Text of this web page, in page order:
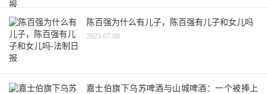
陈百强为什么有儿子，陈百强有儿子和女儿吗
2023-07-08
嘉士伯旗下乌苏啤酒与山城啤酒：一个被捧上